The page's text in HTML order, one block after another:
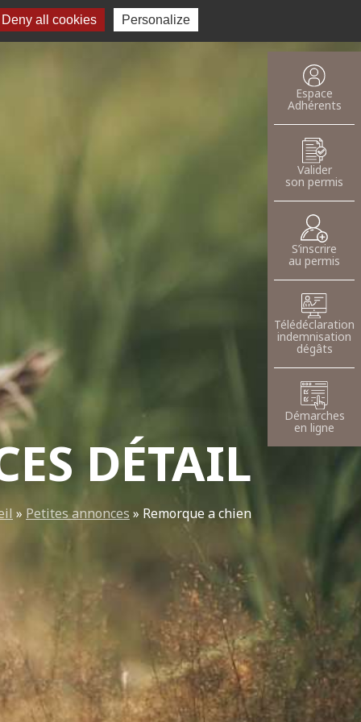
une annnonce Recherche pour :
DÉTAIL
» Petites annonces » Remorque a chien
Espace
Adhérents
Valider
son permis
S’inscrire
au permis
Télédéclaration
indemnisation
dégâts
Démarches
en ligne
all cookies Personalize